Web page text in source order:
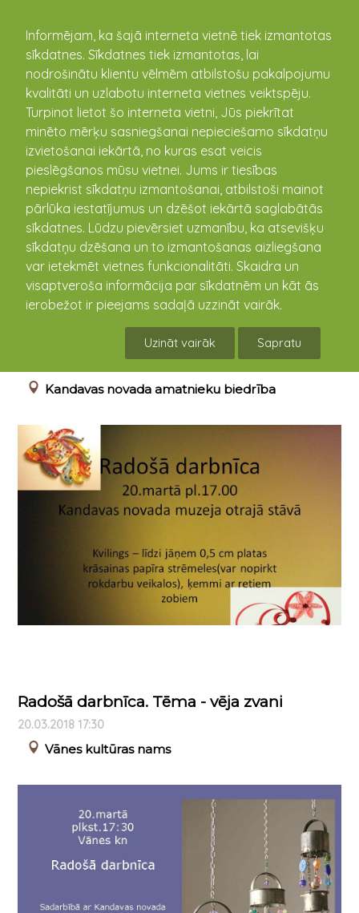
Informējam, ka šajā interneta vietnē tiek izmantotas
sīkdatnes. Sīkdatnes tiek izmantotas, lai
nodrošinātu klientu vēlmēm atbilstošu pakalpojumu
kvalitāti un uzlabotu interneta vietnes veiktspēju.
Turpinot lietot šo interneta vietni, Jūs piekrītat
minēto mērķu sasniegšanai nepieciešamo sīkdatņu
izvietošanai iekārtā, no kuras esat veicis
pieslēgšanos mūsu vietnei. Jums ir tiesības
nepiekrist sīkdatņu izmantošanai, atbilstoši mainot
pārlūka iestatījumus un dzēšot iekārtā saglabātās
sīkdatnes. Lūdzu pievērsiet uzmanību, ka atsevišķu
sīkdatņu dzēšana un to izmantošanas aizliegšana
var ietekmēt vietnes funkcionalitāti. Skaidra un
visaptveroša informācija par sīkdatnēm un kāt ās
ierobežot ir pieejams sadaļā uzzināt vairāk.
Uzināt vairāk Sapratu
kandava.lv
PASĀKUMU
KALENDĀRS
Kandavas novada amatnieku biedrība
Radošā darbnīca. Tēma - vēja zvani
20.03.2018 17:30
Vānes kultūras nams